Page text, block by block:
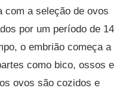
com a seleção de ovos
por um período de 14
o embrião começa a
como bico, ossos e
ovos são cozidos e